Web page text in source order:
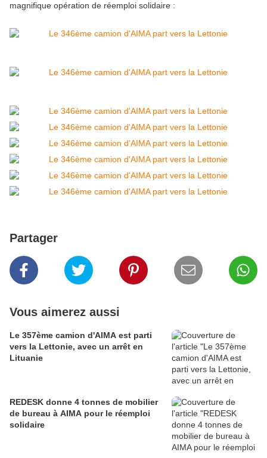
magnifique opération de réemploi solidaire :
Partager
Vous aimerez aussi
Le 357ème camion d'AIMA est parti
vers la Lettonie, avec un arrêt en
Lituanie
REDESK donne 4 tonnes de mobilier
de bureau à AIMA pour le réemploi
solidaire